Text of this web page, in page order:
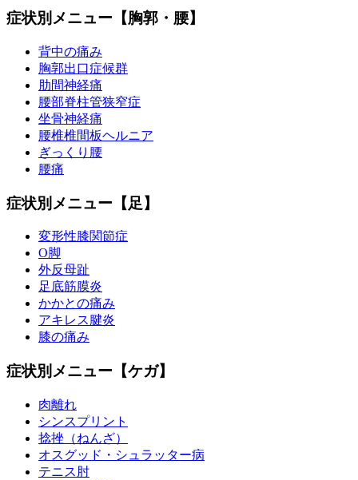
症状別メニュー【胸郭・腰】
背中の痛み
胸郭出口症候群
肋間神経痛
腰部脊柱管狭窄症
坐骨神経痛
腰椎椎間板ヘルニア
ぎっくり腰
腰痛
症状別メニュー【足】
変形性膝関節症
O脚
外反母趾
足底筋膜炎
かかとの痛み
アキレス腱炎
膝の痛み
症状別メニュー【ケガ】
肉離れ
シンスプリント
捻挫（ねんざ）
オスグッド・シュラッター病
テニス肘